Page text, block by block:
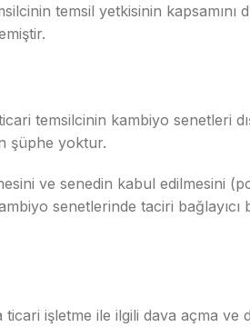
temsil yetkisinin
temsilcinin kambiyo senetleri
şüphe yoktur.
ve senedin kabul edilmesini
senetlerinde taciri bağlayıcı
işletme ile ilgili dava açma ve